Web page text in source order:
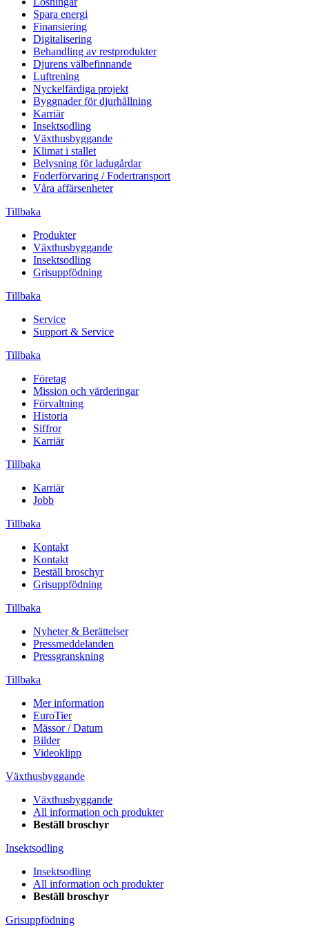
Spara energi
Finansiering
Digitalisering
Behandling av restprodukter
Djurens välbefinnande
Luftrening
Nyckelfärdiga projekt
Byggnader för djurhållning
Karriär
Insektsodling
Växthusbyggande
Klimat i stallet
Belysning för ladugårdar
Foderförvaring / Fodertransport
Våra affärsenheter
Tillbaka
Produkter
Växthusbyggande
Insektsodling
Grisuppfödning
Tillbaka
Service
Support & Service
Tillbaka
Företag
Mission och värderingar
Förvaltning
Historia
Siffror
Karriär
Tillbaka
Karriär
Jobb
Tillbaka
Kontakt
Kontakt
Beställ broschyr
Grisuppfödning
Tillbaka
Nyheter & Berättelser
Pressmeddelanden
Pressgranskning
Tillbaka
Mer information
EuroTier
Mässor / Datum
Bilder
Videoklipp
Växthusbyggande
Växthusbyggande
All information och produkter
Beställ broschyr
Insektsodling
Insektsodling
All information och produkter
Beställ broschyr
Grisuppfödning